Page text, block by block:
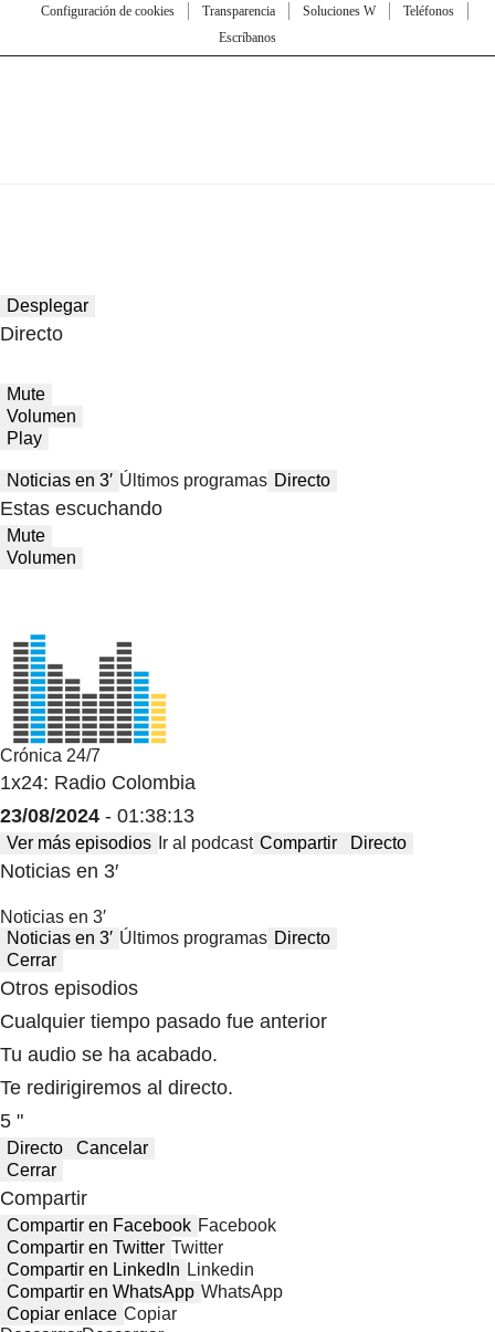
Configuración de cookies
Transparencia Soluciones W
Teléfonos
Escríbanos
Desplegar
Directo
Mute
Volumen
Play
Noticias en 3′ Últimos programas Directo
Estas escuchando
Mute
Volumen
Crónica 24/7
1x24: Radio Colombia
23/08/2024 - 01:38:13
Ver más episodios Ir al podcast Compartir Directo
Noticias en 3′
Noticias en 3′
Noticias en 3′ Últimos programas Directo
Cerrar
Otros episodios
Cualquier tiempo pasado fue anterior
Tu audio se ha acabado.
Te redirigiremos al directo.
5 "
Directo
Cancelar
Cerrar
Compartir
Compartir en Facebook Facebook
Compartir en Twitter Twitter
Compartir en LinkedIn Linkedin
Compartir en WhatsApp WhatsApp
Copiar enlace Copiar